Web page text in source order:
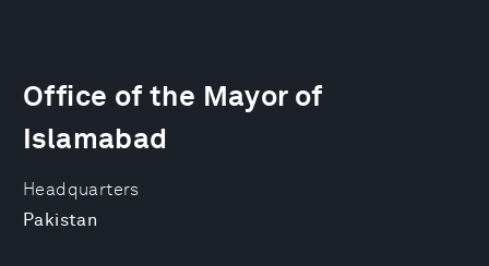
Headquarters
Pakistan
Office of the Mayor of
Islamabad